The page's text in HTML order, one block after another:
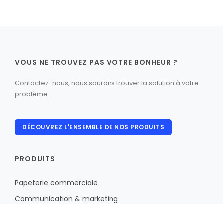
VOUS NE TROUVEZ PAS VOTRE BONHEUR ?
Contactez-nous, nous saurons trouver la solution à votre
problème.
DÉCOUVREZ L'ENSEMBLE DE NOS PRODUITS
PRODUITS
Papeterie commerciale
Communication & marketing